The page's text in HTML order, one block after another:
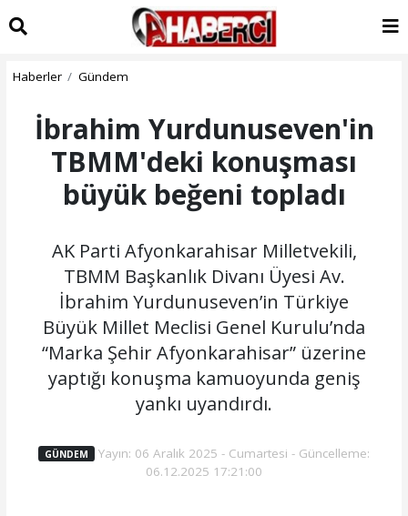
Haberler Gündem
İbrahim Yurdunuseven'in
TBMM'deki konuşması
büyük beğeni topladı
AK Parti Afyonkarahisar Milletvekili,
TBMM Başkanlık Divanı Üyesi Av.
İbrahim Yurdunuseven’in Türkiye
Büyük Millet Meclisi Genel Kurulu’nda
“Marka Şehir Afyonkarahisar” üzerine
yaptığı konuşma kamuoyunda geniş
yankı uyandırdı.
GÜNDEM Yayın: 06 Aralık 2025 - Cumartesi - Güncelleme:
06.12.2025 17:21:00